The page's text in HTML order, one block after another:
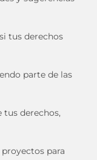
tus derechos
parte de las
tus derechos,
para